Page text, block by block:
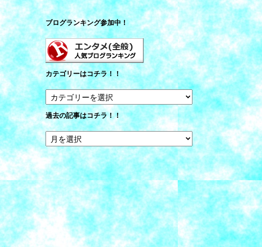
ブログランキング参加中！
カテゴリーはコチラ！！
テ
ゴ
リ
ー
は
コ
チ
ラ！！
過去の記事はコチラ！！
過
去
の
記
事
は
コ
チ
ラ！！